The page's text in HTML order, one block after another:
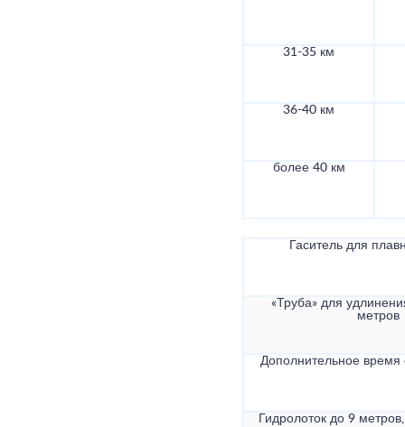
31-35 км
36-40 км
более 40 км
Гаситель для
«Труба» для
метров
Дополнительное
Гидролоток до 9